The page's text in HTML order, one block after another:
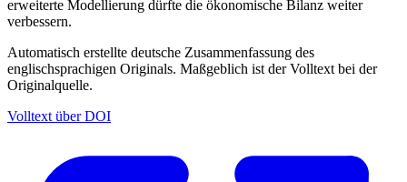
erweiterte Modellierung dürfte die ökonomische Bilanz weiter
verbessern.
Automatisch erstellte deutsche Zusammenfassung des
englischsprachigen Originals. Maßgeblich ist der Volltext bei der
Originalquelle.
Volltext über DOI